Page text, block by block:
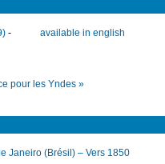
- available in english
pour les Yndes »
Janeiro (Brésil) – Vers 1850